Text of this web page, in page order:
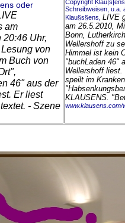
oder
am
20:46 Uhr,
von
Buch von
46" aus der
Er liest
- Szene
Copyright
Schreibweisen, u.a.
Klau§s§ens, LIVE
am 26.5.2010,
Bonn,
Wellershoff zu
Himmel ist kein
"buchLaden 46"
Wellershoff
speilt im
KLAUSENS.
www.klausens.com/